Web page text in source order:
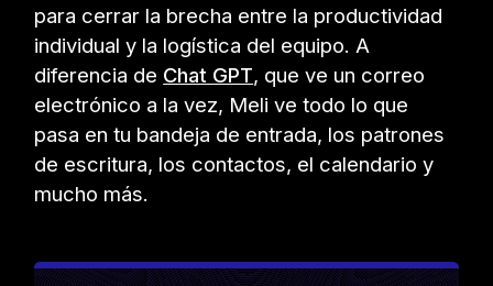
para cerrar la brecha entre la productividad
individual y la logística del equipo. A
diferencia de Chat GPT, que ve un correo
electrónico a la vez, Meli ve todo lo que
pasa en tu bandeja de entrada, los patrones
de escritura, los contactos, el calendario y
mucho más.